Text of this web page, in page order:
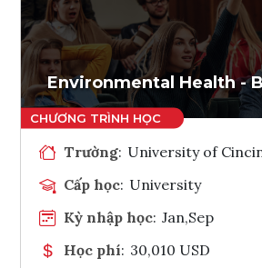
Ghi danh
Tham vấn
Environmental Health -
Trường: University of
Cấp học: University
Kỳ nhập học: Jan,Sep
Học phí: 30,010 USD